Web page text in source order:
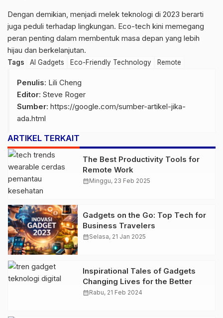
Dengan demikian, menjadi melek teknologi di 2023 berarti
juga peduli terhadap lingkungan. Eco-tech kini memegang
peran penting dalam membentuk masa depan yang lebih
hijau dan berkelanjutan.
Tags AI Gadgets Eco-Friendly Technology Remote
Penulis: Lili Cheng
Editor: Steve Roger
Sumber: https://google.com/sumber-artikel-jika-
ada.html
ARTIKEL TERKAIT
The Best Productivity Tools for
Remote Work
calendar_monthMinggu, 23 Feb 2025
Gadgets on the Go: Top Tech for
Business Travelers
calendar_monthSelasa, 21 Jan 2025
Inspirational Tales of Gadgets
Changing Lives for the Better
calendar_monthRabu, 21 Feb 2024